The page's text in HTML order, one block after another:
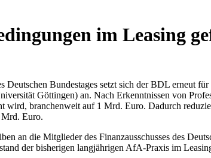
im Leasing
Deutschen Bundestages setzt sich der BDL erneut
Göttingen) an. Nach Erkenntnissen von
wird, branchenweit auf 1 Mrd. Euro. Dadurch
Euro.
an die Mitglieder des Finanzausschusses des
der bisherigen langjährigen AfA-Praxis im